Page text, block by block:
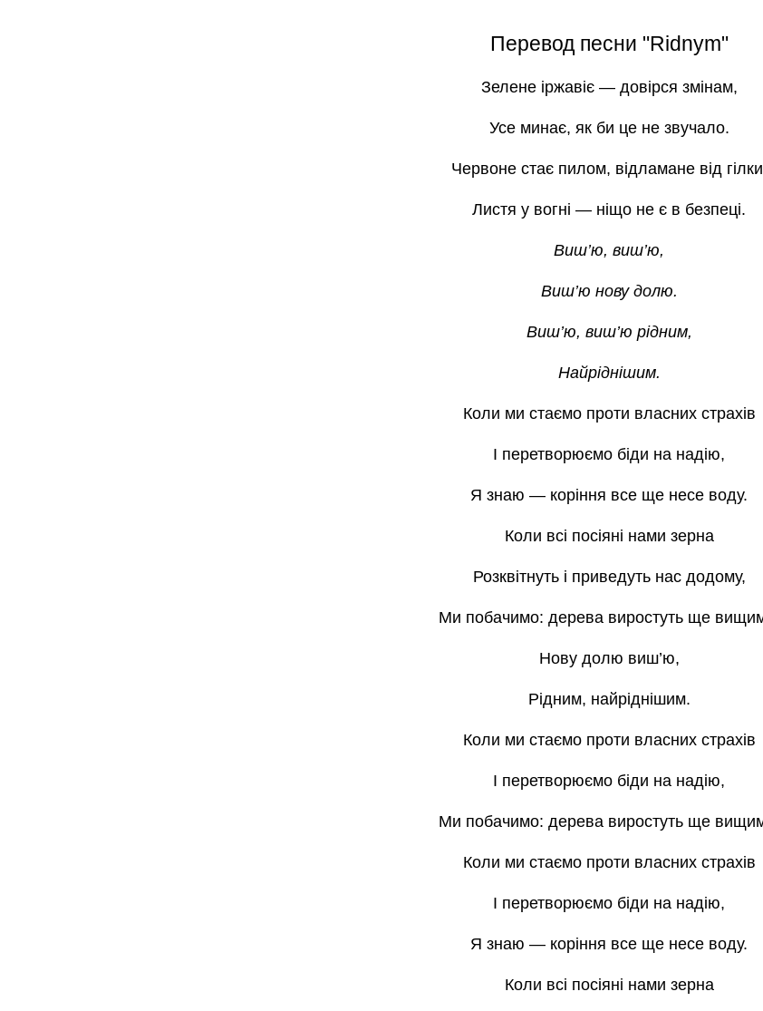
Перевод песни "Ridnym"
Зелене іржавіє — довірся змінам,
Усе минає, як би це не звучало.
Червоне стає пилом, відламане від
Листя у вогні — ніщо не є в безпеці.
Виш’ю, виш’ю,
Виш’ю нову долю.
Виш’ю, виш’ю рідним,
Найріднішим.
Коли ми стаємо проти власних страхів
І перетворюємо біди на надію,
Я знаю — коріння все ще несе воду.
Коли всі посіяні нами зерна
Розквітнуть і приведуть нас додому,
Ми побачимо: дерева виростуть ще
Нову долю виш’ю,
Рідним, найріднішим.
Коли ми стаємо проти власних страхів
І перетворюємо біди на надію,
Ми побачимо: дерева виростуть ще
Коли ми стаємо проти власних страхів
І перетворюємо біди на надію,
Я знаю — коріння все ще несе воду.
Коли всі посіяні нами зерна